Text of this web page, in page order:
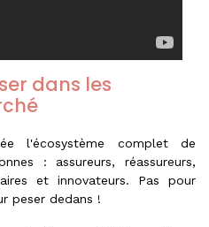
dans les
l'écosystème complet de
: assureurs, réassureurs,
et innovateurs. Pas pour
peser dedans !